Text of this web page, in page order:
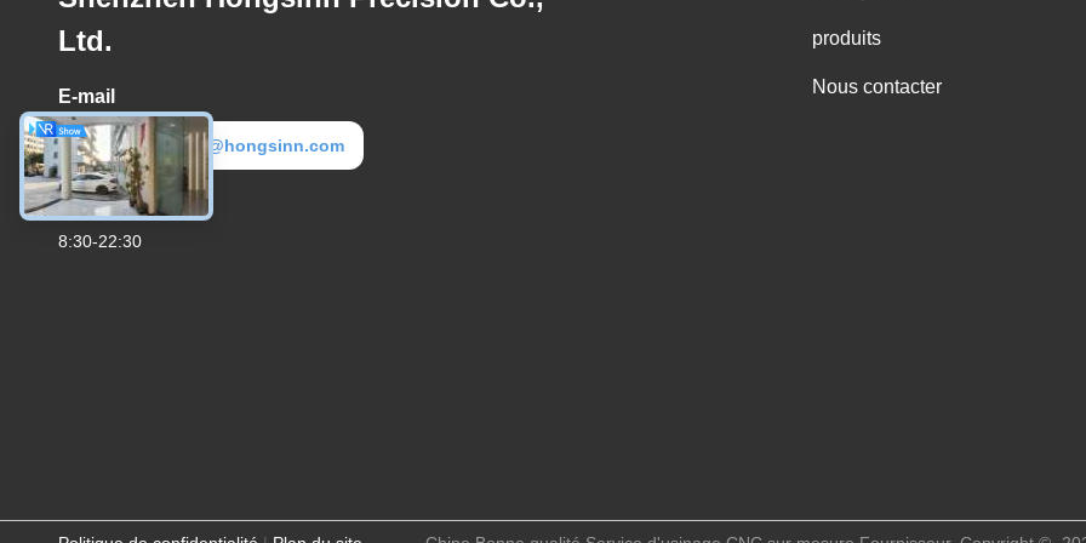
Ltd.
E-mail
hongsinn-3@hongsinn.com
Temps de travail
8:30-22:30
produits
Nous contacter